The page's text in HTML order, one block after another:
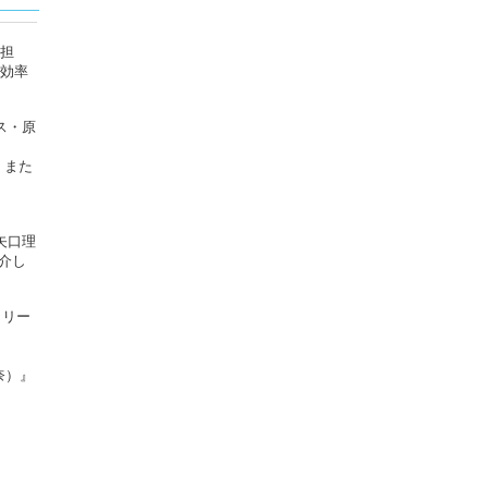
率
・原
また
口理
し
ー
』